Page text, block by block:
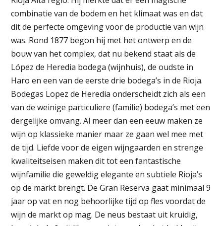
combinatie van de bodem en het klimaat was en dat
dit de perfecte omgeving voor de productie van wijn
was. Rond 1877 begon hij met het ontwerp en de
bouw van het complex, dat nu bekend staat als de
López de Heredia bodega (wijnhuis), de oudste in
Haro en een van de eerste drie bodega’s in de Rioja.
Bodegas Lopez de Heredia onderscheidt zich als een
van de weinige particuliere (familie) bodega’s met een
dergelijke omvang. Al meer dan een eeuw maken ze
wijn op klassieke manier maar ze gaan wel mee met
de tijd. Liefde voor de eigen wijngaarden en strenge
kwaliteitseisen maken dit tot een fantastische
wijnfamilie die geweldig elegante en subtiele Rioja’s
op de markt brengt. De Gran Reserva gaat minimaal 9
jaar op vat en nog behoorlijke tijd op fles voordat de
wijn de markt op mag. De neus bestaat uit kruidig,